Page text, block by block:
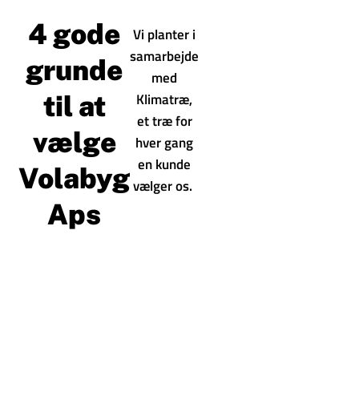
4 gode
grunde
til at
vælge
Volabyg
Aps
Vi planter i
samarbejde
med
Klimatræ,
et træ for
hver gang
en kunde
vælger os.